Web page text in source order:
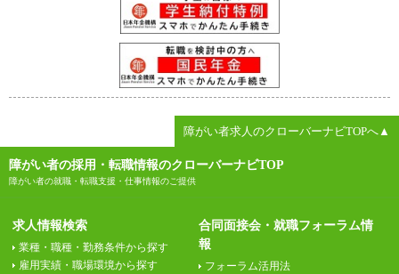
障がい者求人のクローバーナビTOPへ▲
障がい者の採用・転職情報のクローバーナビTOP
障がい者の就職・転職支援・仕事情報のご提供
求人情報検索
業種・職種・勤務条件から探す
雇用実績・職場環境から探す
合同面接会・就職フォーラム情
報
フォーラム活用法